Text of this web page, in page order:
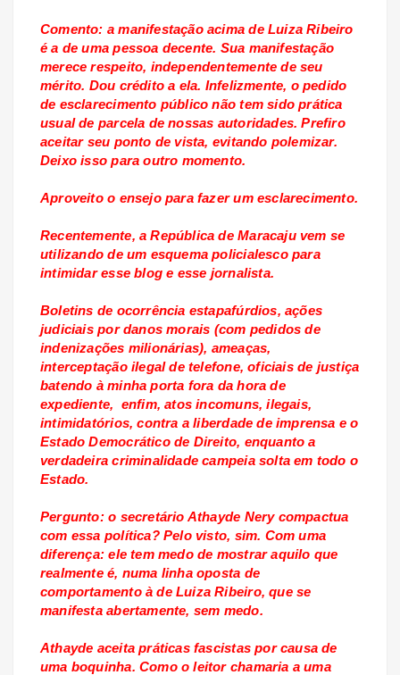
Comento: a manifestação acima de Luiza Ribeiro
é a de uma pessoa decente. Sua manifestação
merece respeito, independentemente de seu
mérito. Dou crédito a ela. Infelizmente, o pedido
de esclarecimento público não tem sido prática
usual de parcela de nossas autoridades. Prefiro
aceitar seu ponto de vista, evitando polemizar.
Deixo isso para outro momento.
Aproveito o ensejo para fazer um esclarecimento.
Recentemente, a República de Maracaju vem se
utilizando de um esquema policialesco para
intimidar esse blog e esse jornalista.
Boletins de ocorrência estapafúrdios, ações
judiciais por danos morais (com pedidos de
indenizações milionárias), ameaças,
interceptação ilegal de telefone, oficiais de justiça
batendo à minha porta fora da hora de
expediente, enfim, atos incomuns, ilegais,
intimidatórios, contra a liberdade de imprensa e o
Estado Democrático de Direito, enquanto a
verdadeira criminalidade campeia solta em todo o
Estado.
Pergunto: o secretário Athayde Nery compactua
com essa política? Pelo visto, sim. Com uma
diferença: ele tem medo de mostrar aquilo que
realmente é, numa linha oposta de
comportamento à de Luiza Ribeiro, que se
manifesta abertamente, sem medo.
Athayde aceita práticas fascistas por causa de
uma boquinha. Como o leitor chamaria a uma